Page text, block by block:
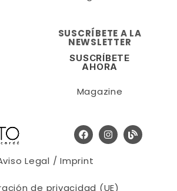
SUSCRÍBETE A LA
NEWSLETTER
SUSCRÍBETE
AHORA
Magazine
Legal / Imprint
de privacidad (UE)